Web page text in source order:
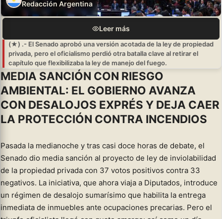
Redacción Argentina
Leer más
(★) .- El Senado aprobó una versión acotada de la ley de propiedad
privada, pero el oficialismo perdió otra batalla clave al retirar el
capítulo que flexibilizaba la ley de manejo del fuego.
MEDIA SANCIÓN CON RIESGO
AMBIENTAL: EL GOBIERNO AVANZA
CON DESALOJOS EXPRÉS Y DEJA CAER
LA PROTECCIÓN CONTRA INCENDIOS
Pasada la medianoche y tras casi doce horas de debate, el
Senado dio media sanción al proyecto de ley de inviolabilidad
de la propiedad privada con 37 votos positivos contra 33
negativos. La iniciativa, que ahora viaja a Diputados, introduce
un régimen de desalojo sumarísimo que habilita la entrega
inmediata de inmuebles ante ocupaciones precarias. Pero el